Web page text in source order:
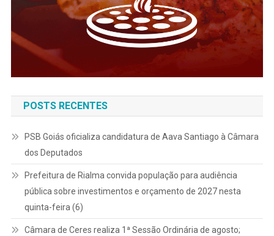
POSTS RECENTES
PSB Goiás oficializa candidatura de Aava Santiago à Câmara
dos Deputados
Prefeitura de Rialma convida população para audiência
pública sobre investimentos e orçamento de 2027 nesta
quinta-feira (6)
Câmara de Ceres realiza 1ª Sessão Ordinária de agosto;